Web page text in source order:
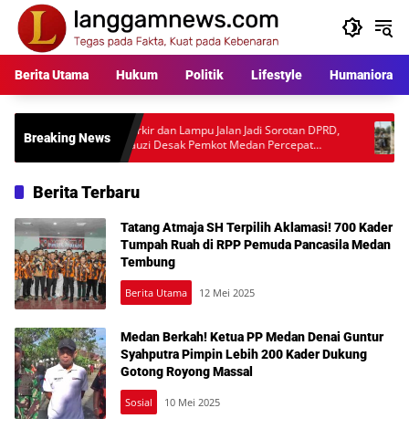
Langsung
konten
Berita Utama Hukum Politik Lifestyle Humaniora
Breaking News
Parkir dan Lampu Jalan Jadi Sorotan DPRD,
Fauzi Desak Pemkot Medan Percepat
Pembenahan
Warga
Rp397
Desakan
Berita Terbaru
Tatang Atmaja SH Terpilih Aklamasi! 700 Kader
Tumpah Ruah di RPP Pemuda Pancasila Medan
Tembung
Berita Utama 12 Mei 2025
Medan Berkah! Ketua PP Medan Denai Guntur
Syahputra Pimpin Lebih 200 Kader Dukung
Gotong Royong Massal
Sosial 10 Mei 2025